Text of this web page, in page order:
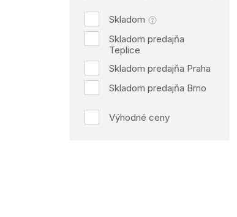
Skladom
Skladom predajňa
Teplice
Skladom predajňa Praha
Skladom predajňa Brno
Výhodné ceny